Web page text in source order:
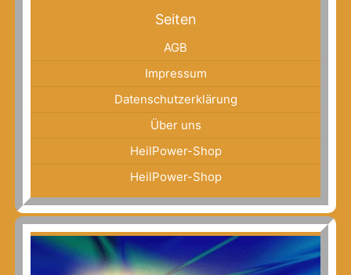
Seiten
AGB
Impressum
Datenschutzerklärung
Über uns
HeilPower-Shop
HeilPower-Shop